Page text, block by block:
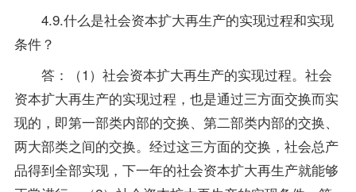
4.9.什么是社会资本扩大再生产的实现过程和实现
条件？
答：（1）社会资本扩大再生产的实现过程。社会
资本扩大再生产的实现过程，也是通过三方面交换而实
现的，即第一部类内部的交换、第二部类内部的交换、
两大部类之间的交换。经过这三方面的交换，社会总产
品得到全部实现，下一年的社会资本扩大再生产就能够